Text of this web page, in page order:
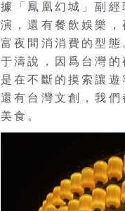
據「鳳凰幻城」副
演，還有餐飲娛樂
富夜間消消費的型態
于濤說，因爲台灣
是在不斷的摸索讓
還有台灣文創，我
美食。